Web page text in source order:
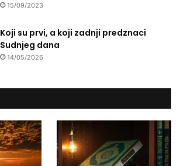
15/09/2023
Koji su prvi, a koji zadnji predznaci
Sudnjeg dana
14/05/2026